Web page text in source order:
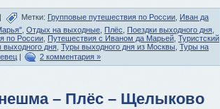
| Метки: Групповые путешествия по России Иван да
Отдых на выходные Плёс Поездки выходного дня
по России Путешествия с Иваном да Марьей Туристский
выходного дня Туры выходного дня из Москвы Туры на
| 2 комментария »
– Плёс – Щелыково